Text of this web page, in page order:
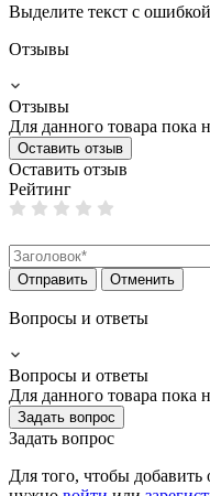
Выделите текст с
Отзывы
Отзывы
Для данного товара пока
Оставить отзыв
Оставить отзыв
Рейтинг
Отправить Отменить
Вопросы и ответы
Вопросы и ответы
Для данного товара пока
Задать вопрос
Задать вопрос
Для того, чтобы